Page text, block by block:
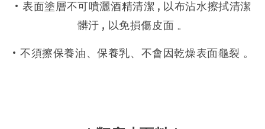
• 表面塗層不可噴灑酒精清潔 , 以布沾水擦拭清潔
髒汙 , 以免損傷皮面 。
• 不須擦保養油、保養乳、不會因乾燥表面龜裂 。